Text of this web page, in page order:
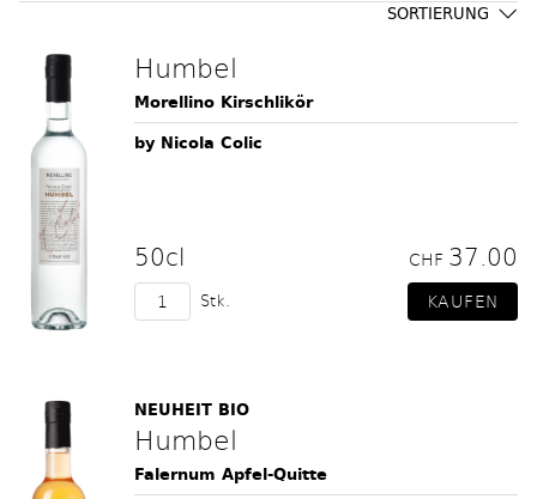
SORTIERUNG
Humbel
Morellino Kirschlikör
by Nicola Colic
50cl CHF 37.00
Stk.
NEUHEIT BIO
Humbel
Falernum Apfel-Quitte